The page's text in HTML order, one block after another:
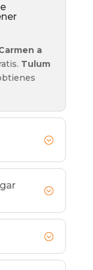
a
Tulum